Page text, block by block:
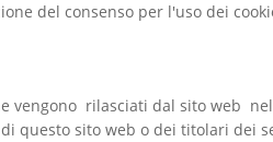
del consenso per l'uso dei
vengono rilasciati dal sito web
questo sito web o dei titolari dei